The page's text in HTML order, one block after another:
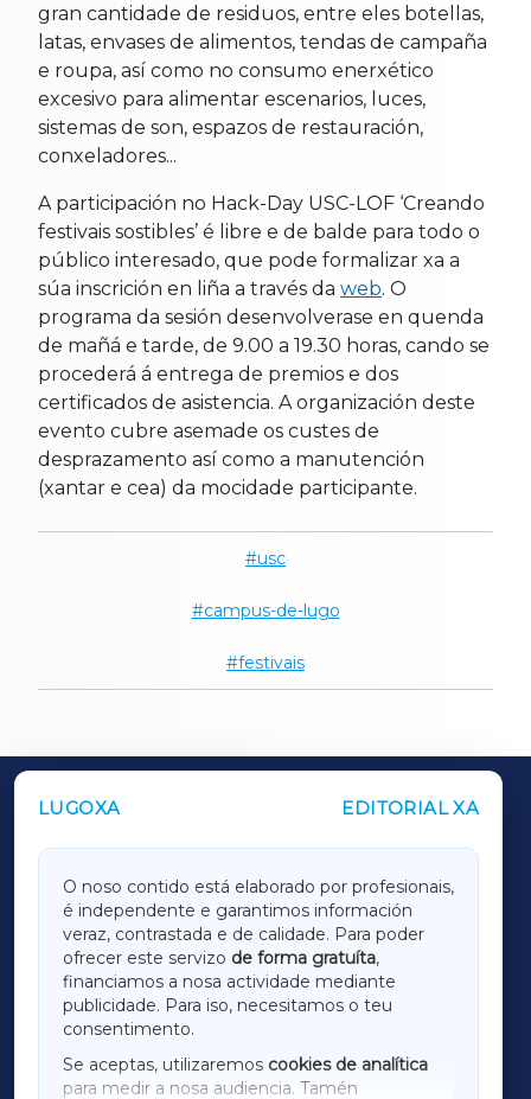
gran cantidade de residuos, entre eles botellas,
latas, envases de alimentos, tendas de campaña
e roupa, así como no consumo enerxético
excesivo para alimentar escenarios, luces,
sistemas de son, espazos de restauración,
conxeladores...
A participación no Hack-Day USC-LOF ‘Creando
festivais sostibles’ é libre e de balde para todo o
público interesado, que pode formalizar xa a
súa inscrición en liña a través da web. O
programa da sesión desenvolverase en quenda
de mañá e tarde, de 9.00 a 19.30 horas, cando se
procederá á entrega de premios e dos
certificados de asistencia. A organización deste
evento cubre asemade os custes de
desprazamento así como a manutención
(xantar e cea) da mocidade participante.
usc
campus-de-lugo
festivais
LUGOXA EDITORIAL XA
O noso contido está elaborado por profesionais,
é independente e garantimos información
veraz, contrastada e de calidade. Para poder
ofrecer este servizo de forma gratuíta,
financiamos a nosa actividade mediante
publicidade. Para iso, necesitamos o teu
consentimento.
Se aceptas, utilizaremos cookies de analítica
para medir a nosa audiencia. Tamén
OUTROS PERIÓDICOS
LUGOXA
TERRACHAXA